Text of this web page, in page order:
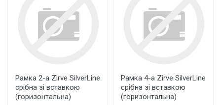
Рамка 2-а Zirve SilverLine
срібна зі вставкою
(горизонтальна)
Рамка 4-а Zirve SilverLine
срібна зі вставкою
(горизонтальна)